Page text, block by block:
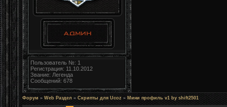
Пользователь №: 1
Регистрация: 11.10.2012
Звание: Легенда
Сообщений: 678
Форум » Web Раздел » Скрипты для Ucoz » Мини профиль v1 by shift2501